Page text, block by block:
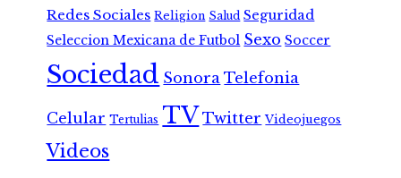
Redes Sociales Religion Salud Seguridad
Seleccion Mexicana de Futbol Sexo Soccer
Sociedad Sonora Telefonia
Celular Tertulias TV Twitter Videojuegos
Videos